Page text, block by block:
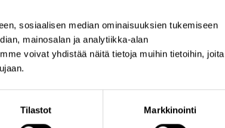
sosiaalisen median ominaisuuksien tukemiseen
mainosalan ja analytiikka-alan
voivat yhdistää näitä tietoja muihin tietoihin, joita
Tilastot Markkinointi
että Opitilla on jo löytynyt jalansijaa markkinoilla ja
nostaakin ensimmäisenä esiin sen, että toivoo Opitin
ja toisi mukavasti elannon yrittäjälle itselleenkin.
veisi tulevaisuudessa enemmän aikaa,